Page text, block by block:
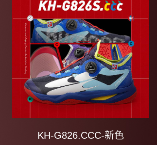
KH-G826.CCC-新色